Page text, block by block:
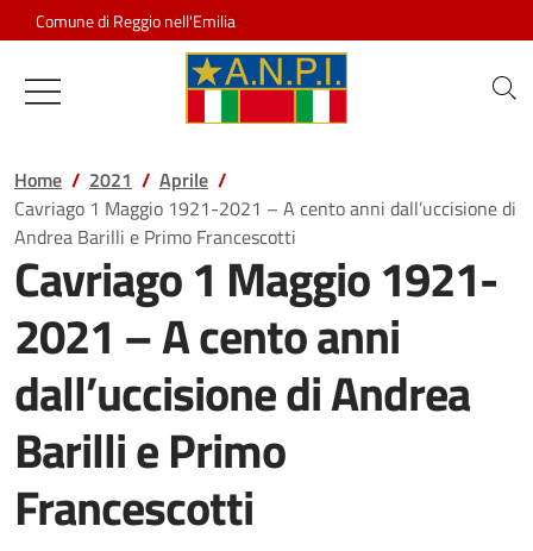
Salta al contenuto
Comune di Reggio nell'Emilia
Associazione Nazionale
Home 2021
Aprile
Cavriago 1 Maggio 1921-2021 – A cento anni dall’uccisione di
Andrea Barilli e Primo Francescotti
Cavriago 1 Maggio 1921-
2021 – A cento anni
dall’uccisione di Andrea
Barilli e Primo
Francescotti